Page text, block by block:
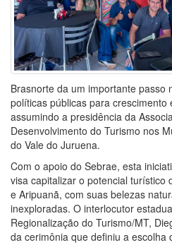
Brasnorte da um importante passo
políticas públicas para
assumindo a presidência da
Desenvolvimento do Turismo nos
do Vale do Juruena.
Com o apoio do Sebrae, esta
visa capitalizar o potencial turístico
e Aripuanã, com suas belezas
inexploradas. O interlocutor
Regionalização do Turismo/MT,
da cerimônia que definiu a escolha